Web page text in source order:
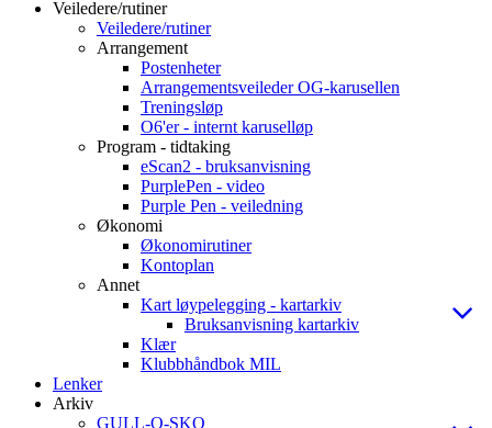
Veiledere/rutiner
Veiledere/rutiner
Arrangement
Postenheter
Arrangementsveileder OG-karusellen
Treningsløp
O6'er - internt karuselløp
Program - tidtaking
eScan2 - bruksanvisning
PurplePen - video
Purple Pen - veiledning
Økonomi
Økonomirutiner
Kontoplan
Annet
Kart løypelegging - kartarkiv
Bruksanvisning kartarkiv
Klær
Klubbhåndbok MIL
Lenker
Arkiv
GULL-O-SKO